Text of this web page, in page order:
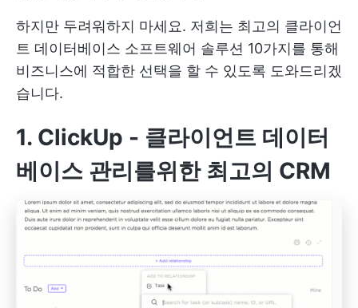
하지만 두려워하지 마세요. 저희는 최고의 클라이언
트 데이터베이스 소프트웨어 솔루션 10가지를 통해
비즈니스에 적합한 선택을 할 수 있도록 도와드리겠
습니다.
1. ClickUp - 클라이언트 데이터
베이스 관리를위한 최고의 CRM